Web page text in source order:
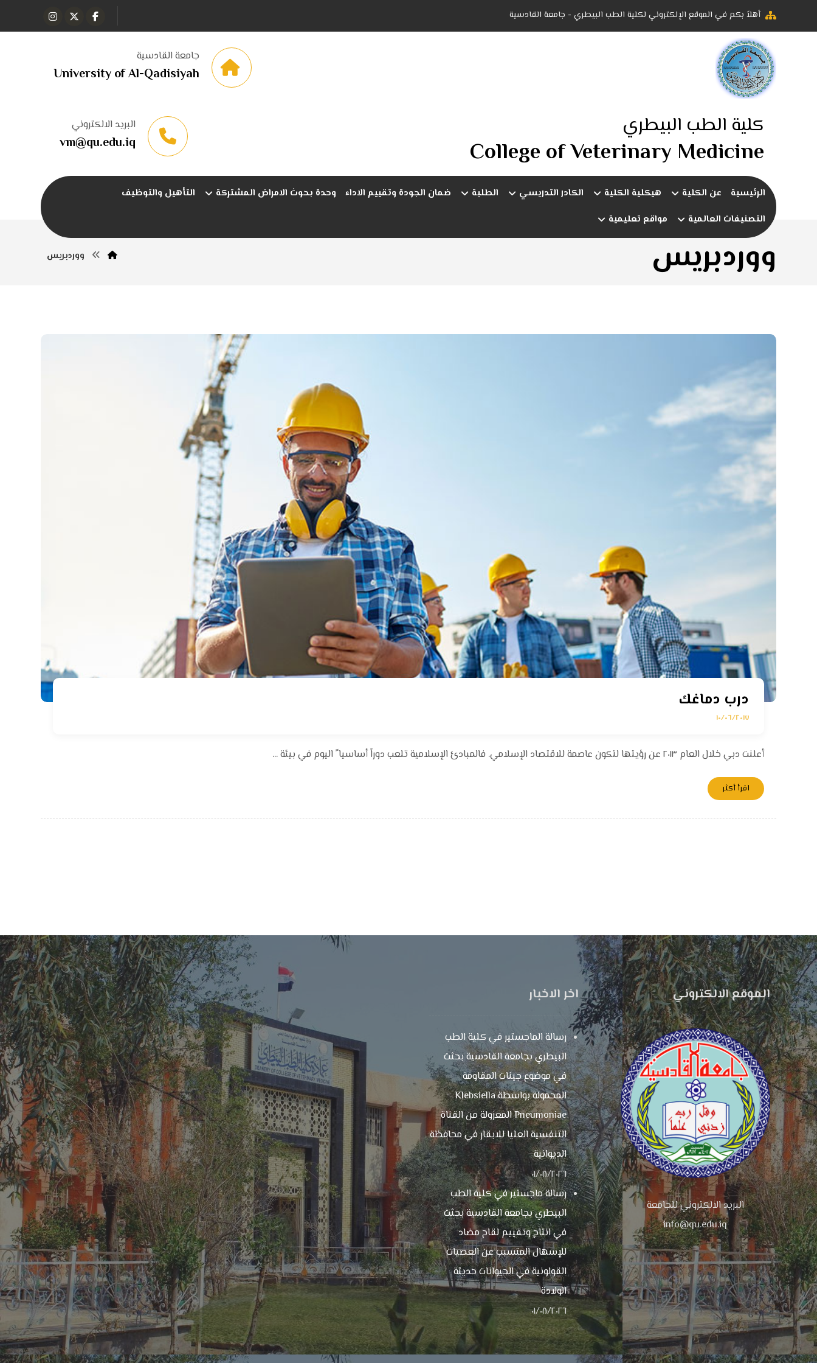
أهلاً بكم في الموقع الإلكتروني لكلية الطب البيطري - جامعة القادسية
كلية الطب البيطري
College of Veterinary Medicine
جامعة القادسية
University of Al-Qadisiyah
البريد الالكتروني
vm@qu.edu.iq
الرئيسية عن الكلية هيكلية الكلية الكادر التدريسي الطلبة ضمان الجودة وتقييم الاداء وحدة بحوث الامراض المشتركة
التأهيل والتوظيف
التصنيفات العالمية
مواقع تعليمية
ووردبريس ووردبريس
درب دماغك
١٠/٠٦/٢٠١٧
أعلنت دبي خلال العام ٢٠١٣ عن رؤيتها لتكون عاصمة للاقتصاد الإسلامي. فالمبادئ الإسلامية تلعب دوراً أساسيا ً اليوم في بيئة ...
اقرأ أكثر
الموقع الالكتروني
البريد الالكتروني للجامعة
info@qu.edu.iq
اخر الاخبار
رسالة الماجستير في كلية الطب
البيطري بجامعة القادسية بحثت
في موضوع جينات المقاومة
المحمولة بواسطة Klebsiella
Pneumoniae المعزولة من القناة
التنفسية العليا للابقار في محافظة
الديوانية
٠١/٠٨/٢٠٢٦
رسالة ماجستير في كلية الطب
البيطري بجامعة القادسية بحثت
في انتاج وتقييم لقاح مضاد
للإسهال المتسبب عن العصيات
القولونية في الحيوانات حديثة
الولادة
٠١/٠٨/٢٠٢٦